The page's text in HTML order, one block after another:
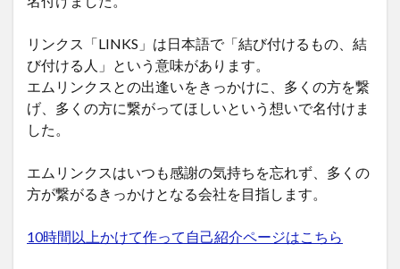
リンクス「LINKS」は日本語で「結び付けるもの、結
び付ける人」という意味があります。
エムリンクスとの出逢いをきっかけに、多くの方を繋
げ、多くの方に繋がってほしいという想いで名付けま
した。
エムリンクスはいつも感謝の気持ちを忘れず、多くの
方が繋がるきっかけとなる会社を目指します。
10時間以上かけて作って自己紹介ページはこちら